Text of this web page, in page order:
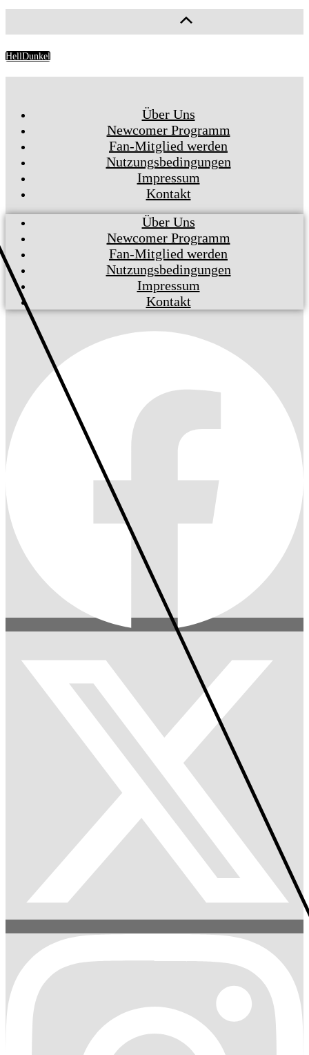
HellDunkel
Über Uns
Newcomer Programm
Fan-Mitglied werden
Nutzungsbedingungen
Impressum
Kontakt
Über Uns
Newcomer Programm
Fan-Mitglied werden
Nutzungsbedingungen
Impressum
Kontakt